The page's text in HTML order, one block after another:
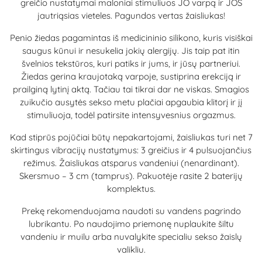
greičio nustatymai maloniai stimuliuos JO varpą ir JOS
jautriąsias vieteles. Pagundos vertas žaisliukas!
Penio žiedas pagamintas iš medicininio silikono, kuris visiškai
saugus kūnui ir nesukelia jokių alergijų. Jis taip pat itin
švelnios tekstūros, kuri patiks ir jums, ir jūsų partneriui.
Žiedas gerina kraujotaką varpoje, sustiprina erekciją ir
prailginą lytinį aktą. Tačiau tai tikrai dar ne viskas. Smagios
zuikučio ausytės sekso metu plačiai apgaubia klitorį ir jį
stimuliuoja, todėl patirsite intensyvesnius orgazmus.
Kad stiprūs pojūčiai būtų nepakartojami, žaisliukas turi net 7
skirtingus vibracijų nustatymus: 3 greičius ir 4 pulsuojančius
režimus. Žaisliukas atsparus vandeniui (nenardinant).
Skersmuo – 3 cm (tamprus). Pakuotėje rasite 2 baterijų
komplektus.
Prekę rekomenduojama naudoti su vandens pagrindo
lubrikantu. Po naudojimo priemonę nuplaukite šiltu
vandeniu ir muilu arba nuvalykite specialiu sekso žaislų
valikliu.